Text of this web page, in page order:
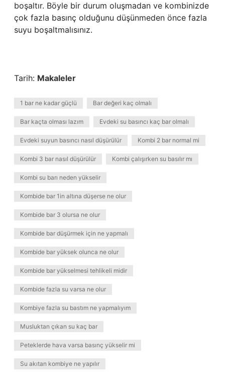
boşaltır. Böyle bir durum oluşmadan ve kombinizde
çok fazla basınç olduğunu düşünmeden önce fazla
suyu boşaltmalısınız.
Tarih: Makaleler
1 bar ne kadar güçlü Bar değeri kaç olmalı
Bar kaçta olması lazım Evdeki su basıncı kaç bar olmalı
Evdeki suyun basıncı nasıl düşürülür Kombi 2 bar normal mi
Kombi 3 bar nasıl düşürülür Kombi çalışırken su basılır mı
Kombi su barı neden yükselir
Kombide bar 1in altına düşerse ne olur
Kombide bar 3 olursa ne olur
Kombide bar düşürmek için ne yapmalı
Kombide bar yüksek olunca ne olur
Kombide bar yükselmesi tehlikeli midir
Kombide fazla su varsa ne olur
Kombiye fazla su bastım ne yapmalıyım
Musluktan çıkan su kaç bar
Peteklerde hava varsa basınç yükselir mi
Su akıtan kombiye ne yapılır